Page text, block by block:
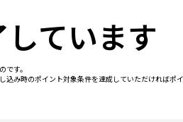
しています
です。
み時のポイント対象条件を達成していただければポイ